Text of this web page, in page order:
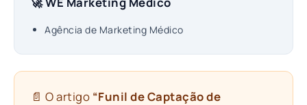
Agência de Marketing Médico
📄 O artigo “Funil de Captação de